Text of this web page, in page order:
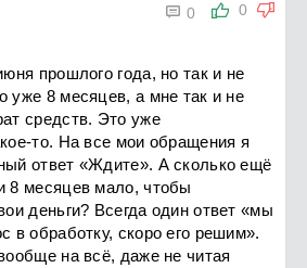
0
 0
прошлого года, но так и не
уже 8 месяцев, а мне так и не
средств. Это уже
то. На все мои обращения я
ответ «Ждите». А сколько ещё
8 месяцев мало, чтобы
деньги? Всегда один ответ «мы
в обработку, скоро его решим».
на всё, даже не читая